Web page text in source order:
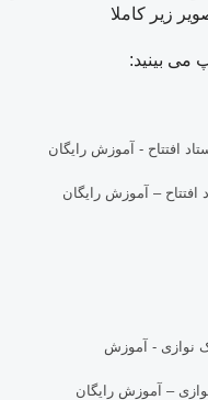
زیر کاملا
می بینید:
– آموزش رایگان
– آموزش رایگان